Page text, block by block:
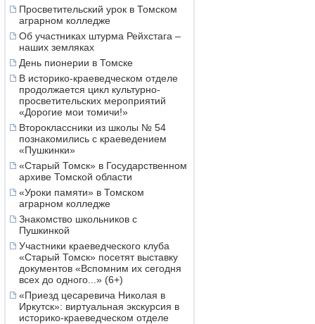
Просветительский урок в Томском
аграрном колледже
Об участниках штурма Рейхстага –
наших земляках
День пионерии в Томске
В историко-краеведческом отделе
продолжается цикл культурно-
просветительских мероприятий
«Дорогие мои томичи!»
Второклассники из школы № 54
познакомились с краеведением
«Пушкинки»
«Старый Томск» в Государственном
архиве Томской области
«Уроки памяти» в Томском
аграрном колледже
Знакомство школьников с
Пушкинкой
Участники краеведческого клуба
«Старый Томск» посетят выставку
документов «Вспомним их сегодня
всех до одного...» (6+)
«Приезд цесаревича Николая в
Иркутск»: виртуальная экскурсия в
историко-краеведческом отделе